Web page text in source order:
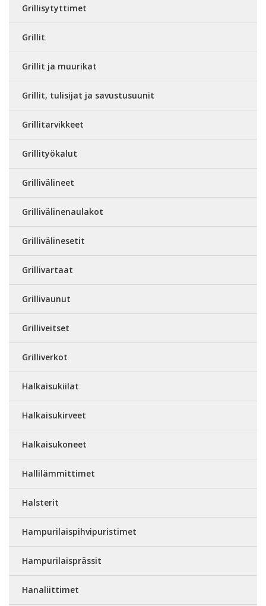
Grillisytyttimet
Grillit
Grillit ja muurikat
Grillit, tulisijat ja savustusuunit
Grillitarvikkeet
Grillityökalut
Grillivälineet
Grillivälinenaulakot
Grillivälinesetit
Grillivartaat
Grillivaunut
Grilliveitset
Grilliverkot
Halkaisukiilat
Halkaisukirveet
Halkaisukoneet
Hallilämmittimet
Halsterit
Hampurilaispihvipuristimet
Hampurilaisprässit
Hanaliittimet